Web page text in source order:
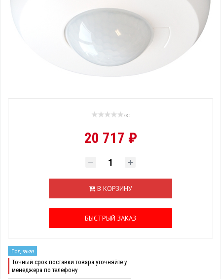
( 0 )
20 717 ₽
В КОРЗИНУ
БЫСТРЫЙ ЗАКАЗ
Под заказ
Точный срок поставки товара уточняйте у
менеджера по телефону